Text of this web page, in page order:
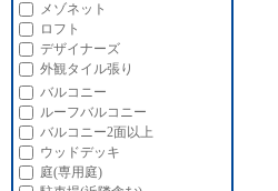
メゾネット
ロフト
デザイナーズ
外観タイル張り
バルコニー
ルーフバルコニー
バルコニー2面以上
ウッドデッキ
庭(専用庭)